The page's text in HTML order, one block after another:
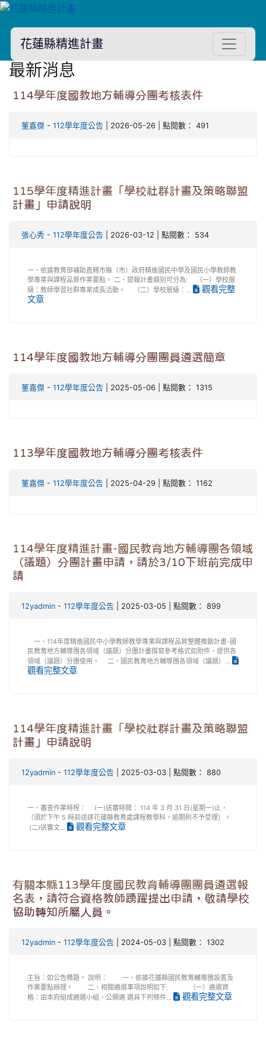
花蓮縣精進計畫
最新消息
114學年度國教地方輔導分團考核表件
董嘉傑 - 112學年度公告 | 2026-05-26 | 點閱數： 491
115學年度精進計畫「學校社群計畫及策略聯盟
計畫」申請說明
張心秀 - 112學年度公告 | 2026-03-12 | 點閱數： 534
一、依據教育部補助直轄市縣（市）政府精進國民中學及國民小學教師教
學專業與課程品質作業要點。 二、提報計畫類別可分為: （一）學校層
級：教師學習社群專業成長活動。 （二）學校層級：...
觀看完整
文章
114學年度國教地方輔導分團團員遴選簡章
董嘉傑 - 112學年度公告 | 2025-05-06 | 點閱數： 1315
113學年度國教地方輔導分團考核表件
董嘉傑 - 112學年度公告 | 2025-04-29 | 點閱數： 1162
114學年度精進計畫-國民教育地方輔導團各領域
（議題）分團計畫申請，請於3/10下班前完成申
請
12yadmin - 112學年度公告 | 2025-03-05 | 點閱數： 899
一、114年度精進國民中小學教師教學專業與課程品質整體推動計畫-國
民教育地方輔導團各領域（議題）分團計畫撰寫參考格式如附件，提供各
領域（議題）分團使用。 二、國民教育地方輔導團各領域（議題）...
觀看完整文章
114學年度精進計畫「學校社群計畫及策略聯盟
計畫」申請說明
12yadmin - 112學年度公告 | 2025-03-03 | 點閱數： 880
一、審查作業時程： (一)送審時間： 114 年 3 月 31 日(星期一)止，
（須於下午 5 時前送達花蓮縣教育處課程教學科，逾期則不予受理）。
(二)送審文...
觀看完整文章
有關本縣113學年度國民教育輔導團團員遴選報
名表，請符合資格教師踴躍提出申請，敬請學校
協助轉知所屬人員。
12yadmin - 112學年度公告 | 2024-05-03 | 點閱數： 1302
主旨：如公告標題。 說明： 一、依據花蓮縣國民教育輔導團設置及
作業要點辦理。 二、相關遴選事項說明如下: （一）遴選資
格：由本府組成遴選小組，公開遴 選具下列條件...
觀看完整文章